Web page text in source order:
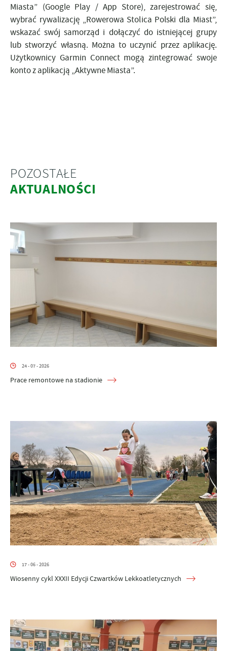
Miasta” (Google Play / App Store), zarejestrować się,
wybrać rywalizację „Rowerowa Stolica Polski dla Miast”,
wskazać swój samorząd i dołączyć do istniejącej grupy
lub stworzyć własną. Można to uczynić przez aplikację.
Użytkownicy Garmin Connect mogą zintegrować swoje
konto z aplikacją „Aktywne Miasta”.
POZOSTAŁE
AKTUALNOŚCI
24 - 07 - 2026
Prace remontowe na stadionie
17 - 06 - 2026
Wiosenny cykl XXXII Edycji Czwartków Lekkoatletycznych